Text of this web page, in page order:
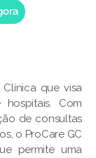
que visa
Com
de consultas
o ProCare GC
permite uma